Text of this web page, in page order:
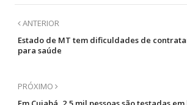
ANTERIOR
Estado de MT tem dificuldades de
para saúde
PRÓXIMO